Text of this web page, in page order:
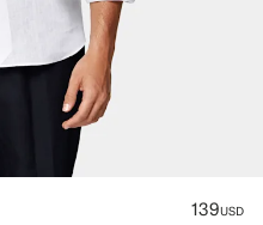
139USD